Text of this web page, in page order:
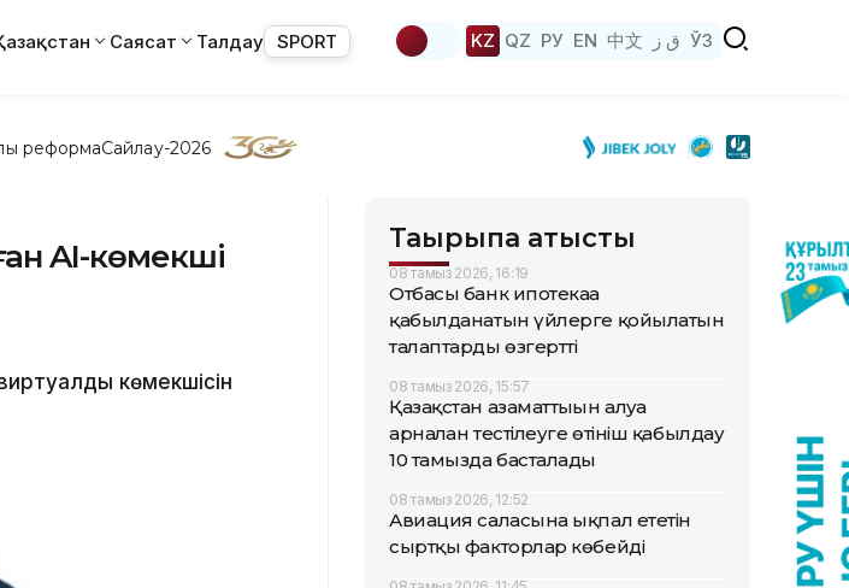
Саясат Талдау SPORT KZ QZ РУ EN 中文 ق ز ЎЗ
реформаСайлау-2026
AI-көмекші
көмекшісін
Тақырыпқа қатысты
08 тамыз 2026, 16:19
Отбасы банк ипотекаға
қабылданатын үйлерге қойылатын
талаптарды өзгертті
08 тамыз 2026, 15:57
Қазақстан азаматтығын алуға
арналған тестілеуге өтініш қабылдау
10 тамызда басталады
08 тамыз 2026, 12:52
Авиация саласына ықпал ететін
сыртқы факторлар көбейді